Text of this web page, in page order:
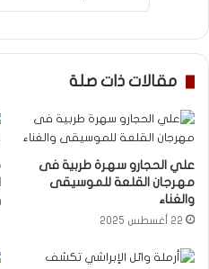
مقالات ذات صلة
علي الحجارو سهرة طربية فى
مهرجان القلعة للموسيقى
والغناء
22 أغسطس 2025